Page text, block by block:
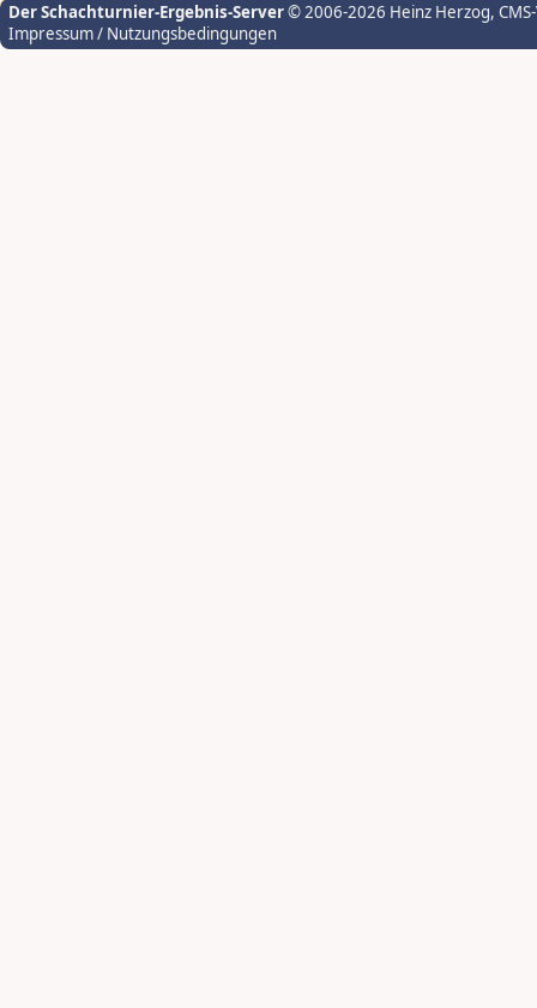
Der Schachturnier-Ergebnis-Server© 2006-2026 Heinz Herzog,
Impressum / Nutzungsbedingungen